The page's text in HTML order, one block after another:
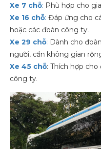
Xe 7 chỗ: Phù hợp cho
Xe 16 chỗ: Đáp ứng cho
hoặc các đoàn công ty.
Xe 29 chỗ: Dành cho
người, cần không gian
Xe 45 chỗ: Thích hợp
công ty.